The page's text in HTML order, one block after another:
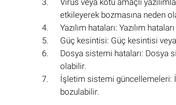
Virüs veya kötü amaçlı
etkileyerek bozmasına neden
Yazılım hataları: Yazılım
Güç kesintisi: Güç kesintisi
Dosya sistemi hataları: Dosya
olabilir.
İşletim sistemi güncellemeleri:
bozulabilir.